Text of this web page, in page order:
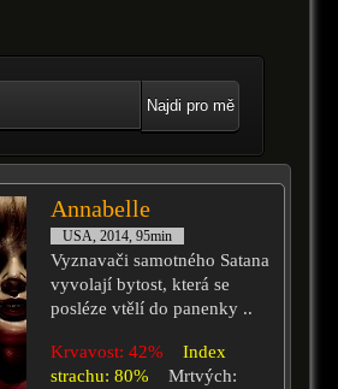
Najdi pro mě
Annabelle
USA, 2014, 95min
Vyznavači samotného Satana
vyvolají bytost, která se
posléze vtělí do panenky ..
Krvavost: 42%
Index
strachu: 80%
Mrtvých: